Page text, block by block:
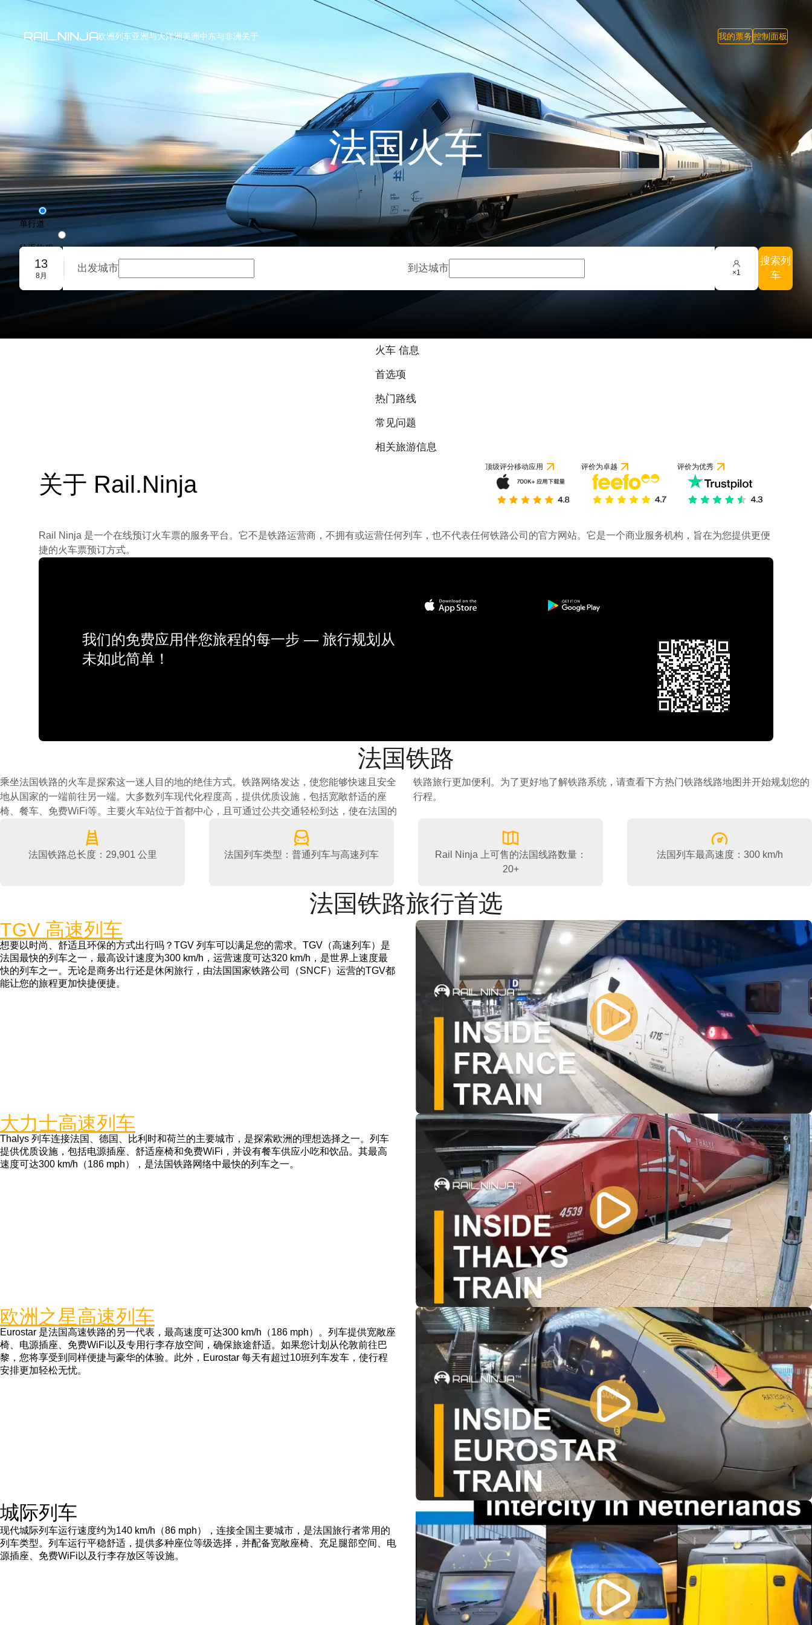
欧洲列车亚洲与大洋洲美洲 中东与非洲 关于 我的票务控制面板
法国火车
单行道
往返旅程
团体预订
13
8月
出发城市 到达城市 ×1
搜索列
车
火车 信息
首选项
热门路线
常见问题
相关旅游信息
关于 Rail.Ninja
顶级评分移动应用 评价为卓越 评价为优秀
Rail Ninja 是一个在线预订火车票的服务平台。它不是铁路运营商，不拥有或运营任何列车，也不代表任何铁路公司的官方网站。它是一个商业服务机构，旨在为您提供更便
捷的火车票预订方式。
我们的免费应用伴您旅程的每一步 — 旅行规划从
未如此简单！
法国铁路
乘坐法国铁路的火车是探索这一迷人目的地的绝佳方式。铁路网络发达，使您能够快速且安全
地从国家的一端前往另一端。大多数列车现代化程度高，提供优质设施，包括宽敞舒适的座
椅、餐车、免费WiFi等。主要火车站位于首都中心，且可通过公共交通轻松到达，使在法国的
铁路旅行更加便利。为了更好地了解铁路系统，请查看下方热门铁路线路地图并开始规划您的
行程。
法国铁路总长度：29,901 公里 法国列车类型：普通列车与高速列车
Rail Ninja 上可售的法国线路数量：
20+
法国列车最高速度：300 km/h
法国铁路旅行首选
TGV 高速列车
想要以时尚、舒适且环保的方式出行吗？TGV 列车可以满足您的需求。TGV（高速列车）是
法国最快的列车之一，最高设计速度为300 km/h，运营速度可达320 km/h，是世界上速度最
快的列车之一。无论是商务出行还是休闲旅行，由法国国家铁路公司（SNCF）运营的TGV都
能让您的旅程更加快捷便捷。
大力士高速列车
Thalys 列车连接法国、德国、比利时和荷兰的主要城市，是探索欧洲的理想选择之一。列车
提供优质设施，包括电源插座、舒适座椅和免费WiFi，并设有餐车供应小吃和饮品。其最高
速度可达300 km/h（186 mph），是法国铁路网络中最快的列车之一。
欧洲之星高速列车
Eurostar 是法国高速铁路的另一代表，最高速度可达300 km/h（186 mph）。列车提供宽敞座
椅、电源插座、免费WiFi以及专用行李存放空间，确保旅途舒适。如果您计划从伦敦前往巴
黎，您将享受到同样便捷与豪华的体验。此外，Eurostar 每天有超过10班列车发车，使行程
安排更加轻松无忧。
城际列车
现代城际列车运行速度约为140 km/h（86 mph），连接全国主要城市，是法国旅行者常用的
列车类型。列车运行平稳舒适，提供多种座位等级选择，并配备宽敞座椅、充足腿部空间、电
源插座、免费WiFi以及行李存放区等设施。